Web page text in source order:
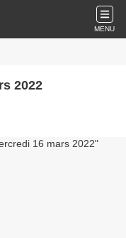
MENU
2022